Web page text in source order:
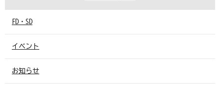
FD・SD
イベント
お知らせ